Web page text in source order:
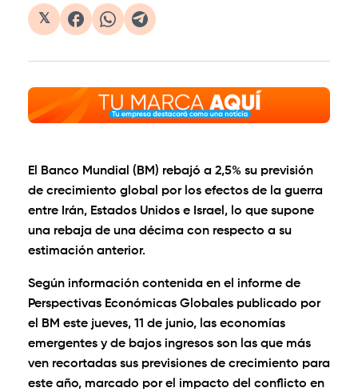
𝕏
El Banco Mundial (BM) rebajó a 2,5% su previsión
de crecimiento global por los efectos de la guerra
entre Irán, Estados Unidos e Israel, lo que supone
una rebaja de una décima con respecto a su
estimación anterior.
Según información contenida en el informe de
Perspectivas Económicas Globales publicado por
el BM este jueves, 11 de junio, las economías
emergentes y de bajos ingresos son las que más
ven recortadas sus previsiones de crecimiento para
este año, marcado por el impacto del conflicto en